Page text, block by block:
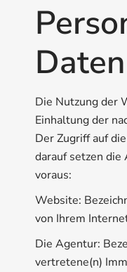
Daten
Die Nutzung der
Einhaltung der
Der Zugriff auf
darauf setzen die
voraus:
Website:
von Ihrem
Die Agentur:
vertretene(n)